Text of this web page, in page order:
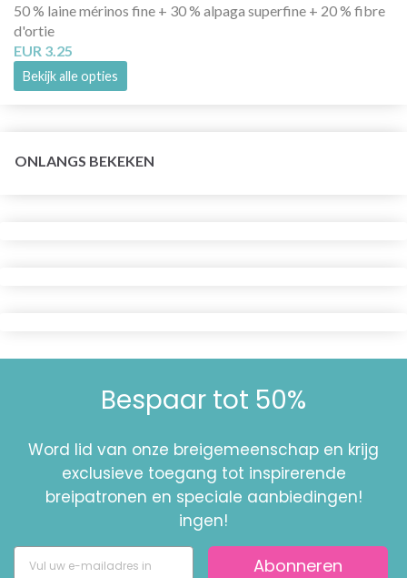
50 % laine mérinos fine + 30 % alpaga superfine + 20 % fibre
d'ortie
EUR 3.25
Bekijk alle opties
ONLANGS BEKEKEN
Bespaar tot 50%
Word lid van onze breigemeenschap en krijg
exclusieve toegang tot inspirerende
breipatronen en speciale aanbiedingen!
ingen!
Abonneren